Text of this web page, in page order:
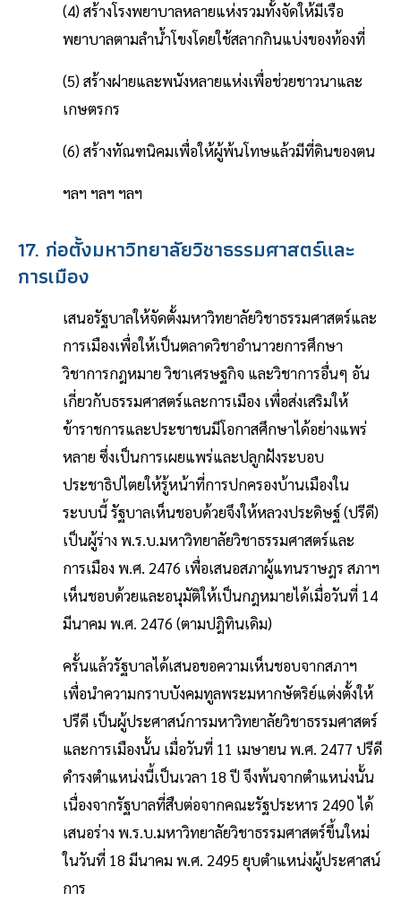
(4) สร้างโรงพยาบาลหลายแห่งรวมทั้งจัดให้มีเรือ
พยาบาลตามลำน้ำโขงโดยใช้สลากกินแบ่งของท้องที่
(5) สร้างฝายและพนังหลายแห่งเพื่อช่วยชาวนาและ
เกษตรกร
(6) สร้างทัณฑนิคมเพื่อให้ผู้พ้นโทษแล้วมีที่ดินของตน
ฯลฯ ฯลฯ ฯลฯ
17. ก่อตั้งมหาวิทยาลัยวิชาธรรมศาสตร์และ
การเมือง
เสนอรัฐบาลให้จัดตั้งมหาวิทยาลัยวิชาธรรมศาสตร์และ
การเมืองเพื่อให้เป็นตลาดวิชาอำนาวยการศึกษา
วิชาการกฎหมาย วิชาเศรษฐกิจ และวิชาการอื่นๆ อัน
เกี่ยวกับธรรมศาสตร์และการเมือง เพื่อส่งเสริมให้
ข้าราชการและประชาชนมีโอกาสศึกษาได้อย่างแพร่
หลาย ซึ่งเป็นการเผยแพร่และปลูกฝังระบอบ
ประชาธิปไตยให้รู้หน้าที่การปกครองบ้านเมืองใน
ระบบนี้ รัฐบาลเห็นชอบด้วยจึงให้หลวงประดิษฐ์ (ปรีดี)
เป็นผู้ร่าง พ.ร.บ.มหาวิทยาลัยวิชาธรรมศาสตร์และ
การเมือง พ.ศ. 2476 เพื่อเสนอสภาผู้แทนราษฎร สภาฯ
เห็นชอบด้วยและอนุมัติให้เป็นกฎหมายได้เมื่อวันที่ 14
มีนาคม พ.ศ. 2476 (ตามปฎิทินเดิม)
ครั้นแล้วรัฐบาลได้เสนอขอความเห็นชอบจากสภาฯ
เพื่อนำความกราบบังคมทูลพระมหากษัตริย์แต่งตั้งให้
ปรีดี เป็นผู้ประศาสน์การมหาวิทยาลัยวิชาธรรมศาสตร์
และการเมืองนั้น เมื่อวันที่ 11 เมษายน พ.ศ. 2477 ปรีดี
ดำรงตำแหน่งนี้เป็นเวลา 18 ปี จึงพ้นจากตำแหน่งนั้น
เนื่องจากรัฐบาลที่สืบต่อจากคณะรัฐประหาร 2490 ได้
เสนอร่าง พ.ร.บ.มหาวิทยาลัยวิชาธรรมศาสตร์ขึ้นใหม่
ในวันที่ 18 มีนาคม พ.ศ. 2495 ยุบตำแหน่งผู้ประศาสน์
การ